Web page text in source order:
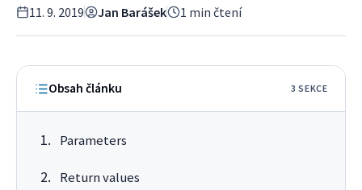
11. 9. 2019 Jan Barášek 1 min čtení
Obsah článku 3 SEKCE
Parameters
Return values